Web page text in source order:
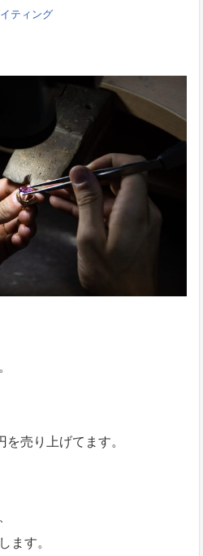
ティング
を売り上げてます。
ます。